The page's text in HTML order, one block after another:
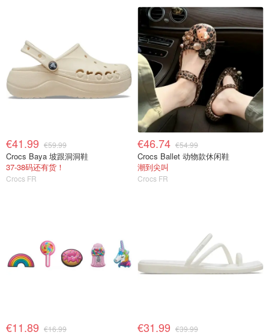
€41.99 €59.99
Crocs Baya 坡跟洞洞鞋
37-38码还有货！
Crocs FR
€46.74 €54.99
Crocs Ballet 动物款休闲鞋
潮到尖叫
Crocs FR
€11.89 €16.99 €31.99 €39.99